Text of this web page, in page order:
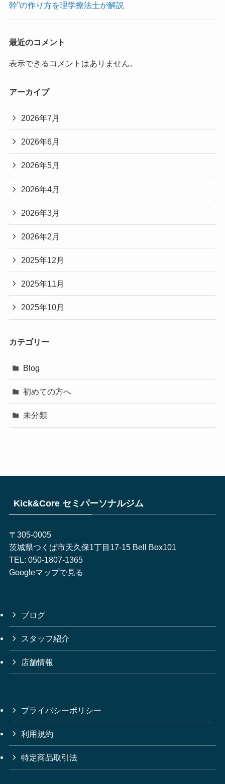
幹”の作り方を理学療法士が解説
最近のコメント
表示できるコメントはありません。
アーカイブ
2026年7月
2026年6月
2026年5月
2026年4月
2026年3月
2026年2月
2025年12月
2025年11月
2025年10月
カテゴリー
Blog
初めての方へ
未分類
Kick&Core セミパーソナルジム
〒305-0005
茨城県つくば市天久保1丁目17-15 Bell Box101
TEL: 050-1807-1365
Googleマップで見る
ブログ
スタッフ紹介
店舗情報
プライバシーポリシー
利用規約
特定商品取引法